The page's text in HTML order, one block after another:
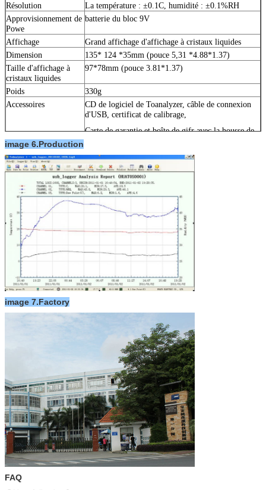
Résolution
La température : ±0.1C, humidité : ±0.1%RH
Approvisionnement de
Powe
batterie du bloc 9V
Affichage
Grand affichage d'affichage à cristaux liquides
Dimension
135* 124 *35mm (pouce 5,31 *4.88*1.37)
Taille d'affichage à
cristaux liquides
97*78mm (pouce 3.81*1.37)
Poids
330g
Accessoires
CD de logiciel de Toanalyzer, câble de connexion
d'USB, certificat de calibrage,
Carte de garantie et boîte de gifr avec la housse de
Interface USB (U)
image 6.Production
image 7.Factory
FAQ